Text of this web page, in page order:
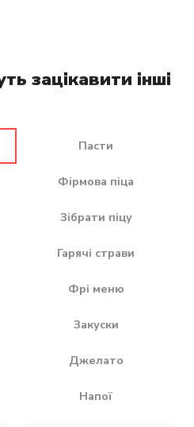
зацікавити інші
Пасти
Фірмова піца
Зібрати піцу
Гарячі страви
Фрі меню
Закуски
Джелато
Напої